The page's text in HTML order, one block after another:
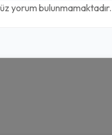
yorum bulunmamaktadır.